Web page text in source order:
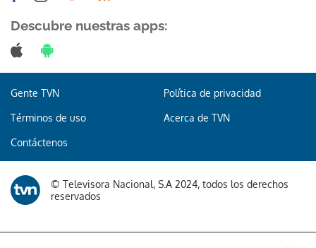
Descubre nuestras apps:
Gente TVN Política de privacidad
Términos de uso Acerca de TVN
Contáctenos
© Televisora Nacional, S.A 2024, todos los derechos
reservados